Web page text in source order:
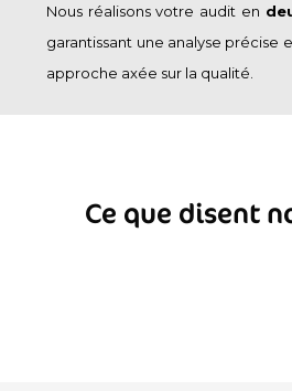
Nous réalisons votre audit en
garantissant une analyse précise
approche axée sur la qualité.
Ce que disent